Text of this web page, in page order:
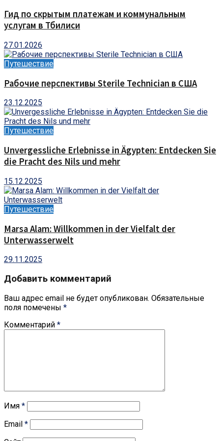
Гид по скрытым платежам и коммунальным
услугам в Тбилиси
27.01.2026
Путешествие
Рабочие перспективы Sterile Technician в США
23.12.2025
Путешествие
Unvergessliche Erlebnisse in Ägypten: Entdecken Sie
die Pracht des Nils und mehr
15.12.2025
Путешествие
Marsa Alam: Willkommen in der Vielfalt der
Unterwasserwelt
29.11.2025
Добавить комментарий
Ваш адрес email не будет опубликован. Обязательные
поля помечены *
Комментарий *
Имя *
Email *